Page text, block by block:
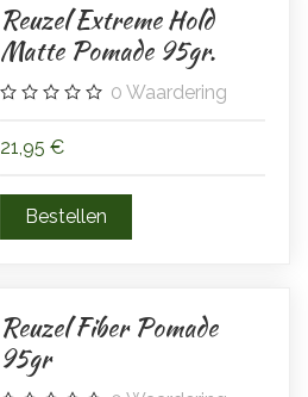
Reuzel Extreme Hold
Matte Pomade 95gr.
0 Waardering
21,95 €
Reuzel Fiber Pomade
95gr